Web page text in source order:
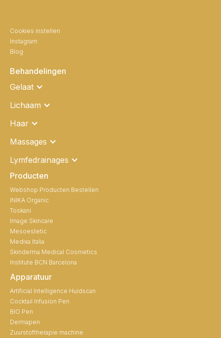
Cookies instellen
Instagram
Blog
Behandelingen
Gelaat
Lichaam
Haar
Massages
Lymfedrainages
Producten
Webshop Producten Bestellen
INIKA Organic
Toskani
Image Skincare
Mesoestetic
Medixa Italia
Skinderma Medical Cosmetics
Institute BCN Barcelona
Apparatuur
Artificial Intelligence Huidscan
Cocktail Infusion Pen
BIO Pen
Dermapen
Zuurstoftherapie machine